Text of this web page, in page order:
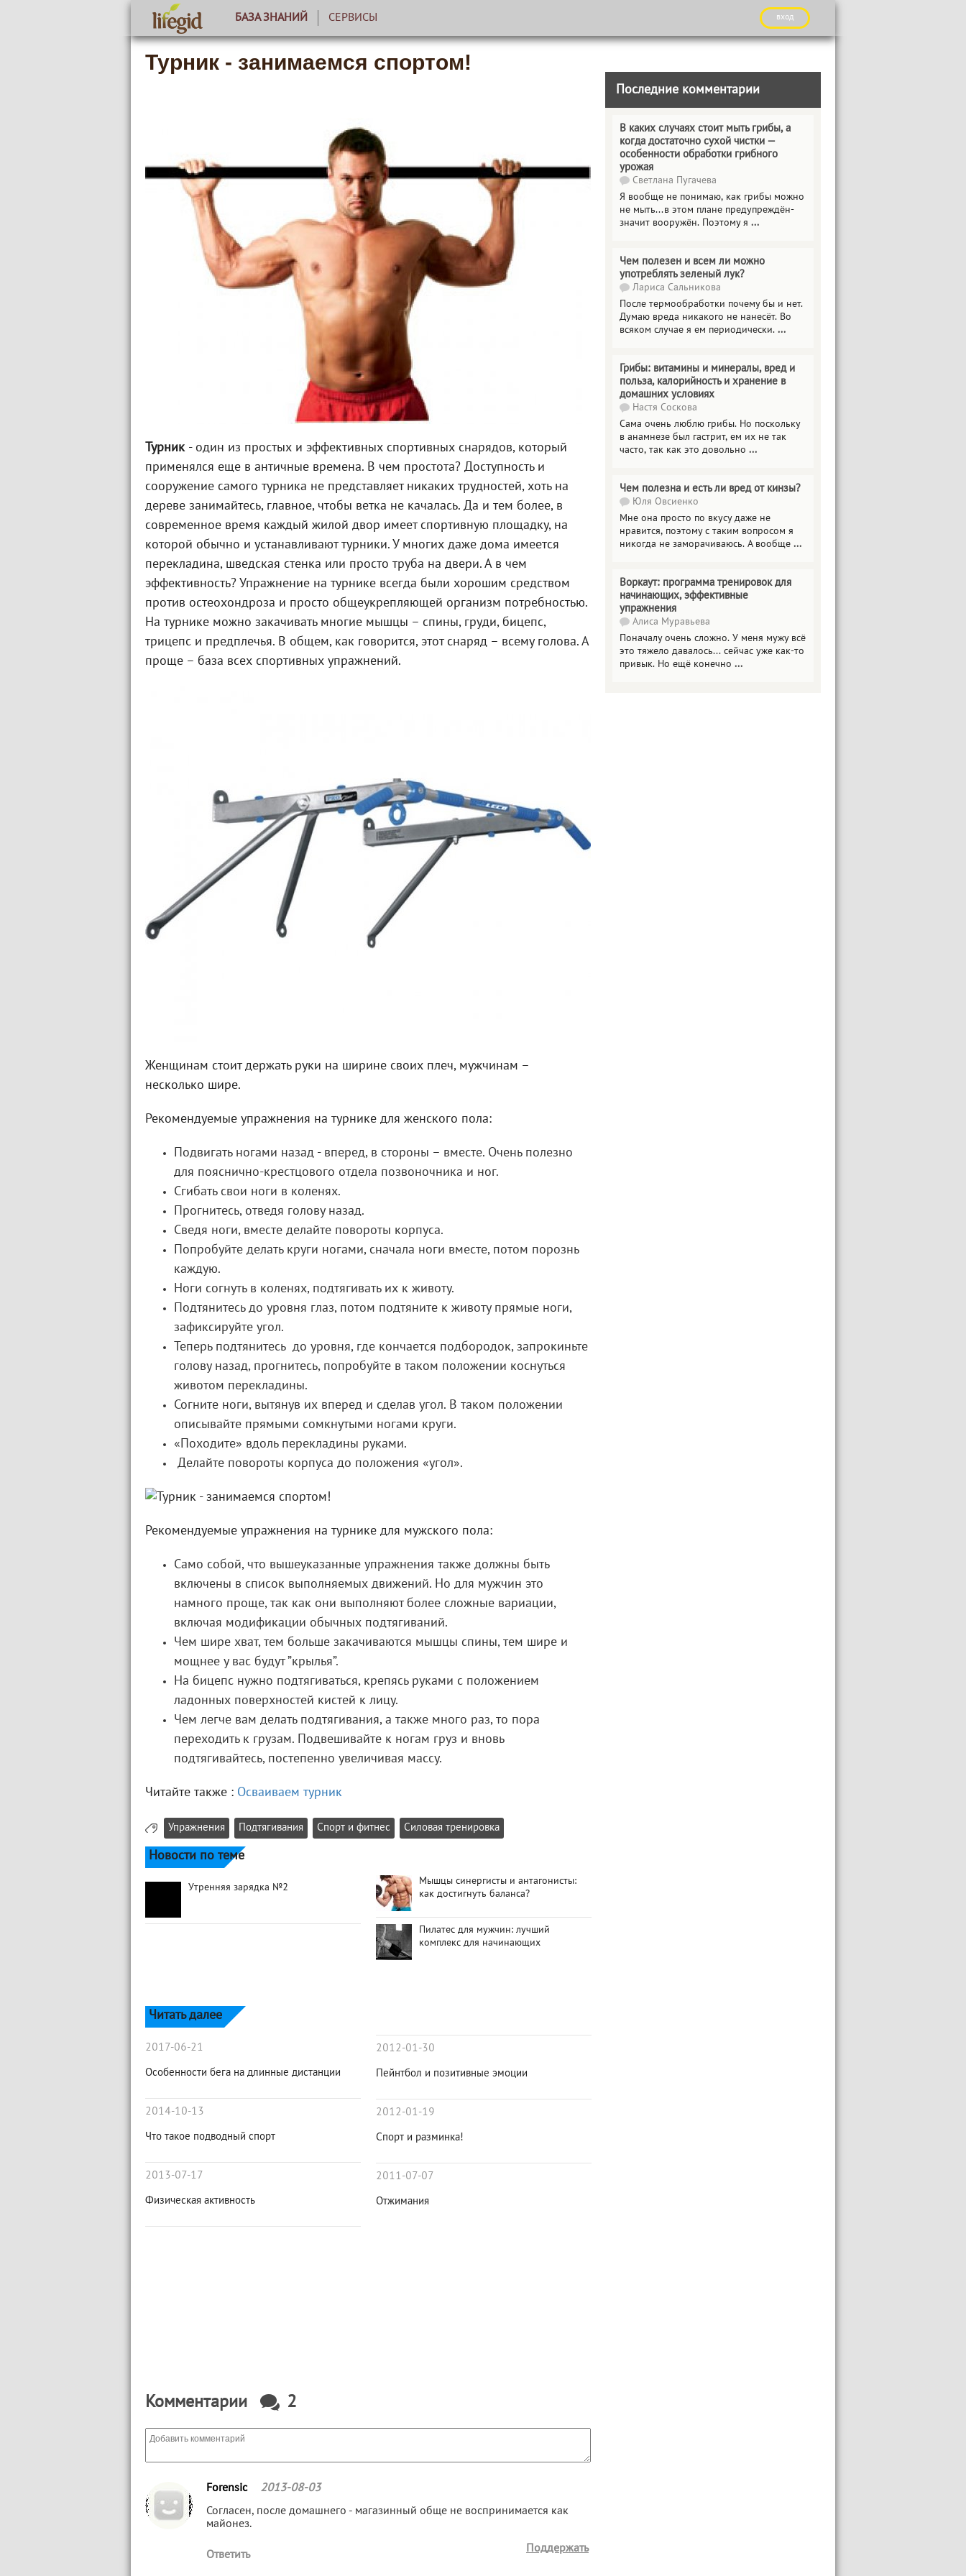
БАЗА ЗНАНИЙ СЕРВИСЫ вход
Турник - занимаемся спортом!
Турник - один из простых и эффективных спортивных снарядов, который
применялся еще в античные времена. В чем простота? Доступность и
сооружение самого турника не представляет никаких трудностей, хоть на
дереве занимайтесь, главное, чтобы ветка не качалась. Да и тем более, в
современное время каждый жилой двор имеет спортивную площадку, на
которой обычно и устанавливают турники. У многих даже дома имеется
перекладина, шведская стенка или просто труба на двери. А в чем
эффективность? Упражнение на турнике всегда были хорошим средством
против остеохондроза и просто общеукрепляющей организм потребностью.
На турнике можно закачивать многие мышцы – спины, груди, бицепс,
трицепс и предплечья. В общем, как говорится, этот снаряд – всему голова. А
проще – база всех спортивных упражнений.
Женщинам стоит держать руки на ширине своих плеч, мужчинам –
несколько шире.
Рекомендуемые упражнения на турнике для женского пола:
Подвигать ногами назад - вперед, в стороны – вместе. Очень полезно
для пояснично-крестцового отдела позвоночника и ног.
Сгибать свои ноги в коленях.
Прогнитесь, отведя голову назад.
Сведя ноги, вместе делайте повороты корпуса.
Попробуйте делать круги ногами, сначала ноги вместе, потом порознь
каждую.
Ноги согнуть в коленях, подтягивать их к животу.
Подтянитесь до уровня глаз, потом подтяните к животу прямые ноги,
зафиксируйте угол.
Теперь подтянитесь до уровня, где кончается подбородок, запрокиньте
голову назад, прогнитесь, попробуйте в таком положении коснуться
животом перекладины.
Согните ноги, вытянув их вперед и сделав угол. В таком положении
описывайте прямыми сомкнутыми ногами круги.
«Походите» вдоль перекладины руками.
Делайте повороты корпуса до положения «угол».
Рекомендуемые упражнения на турнике для мужского пола:
Само собой, что вышеуказанные упражнения также должны быть
включены в список выполняемых движений. Но для мужчин это
намного проще, так как они выполняют более сложные вариации,
включая модификации обычных подтягиваний.
Чем шире хват, тем больше закачиваются мышцы спины, тем шире и
мощнее у вас будут ”крылья”.
На бицепс нужно подтягиваться, крепясь руками с положением
ладонных поверхностей кистей к лицу.
Чем легче вам делать подтягивания, а также много раз, то пора
переходить к грузам. Подвешивайте к ногам груз и вновь
подтягивайтесь, постепенно увеличивая массу.
Читайте также : Осваиваем турник
Упражнения Подтягивания Спорт и фитнес Силовая тренировка
Новости по теме
Утренняя зарядка №2
Мышцы синергисты и антагонисты:
как достигнуть баланса?
Пилатес для мужчин: лучший
комплекс для начинающих
Читать далее
2017-06-21
Особенности бега на длинные дистанции
2014-10-13
Что такое подводный спорт
2013-07-17
Физическая активность
2012-01-30
Пейнтбол и позитивные эмоции
2012-01-19
Спорт и разминка!
2011-07-07
Отжимания
Комментарии 2
Forensic 2013-08-03
Согласен, после домашнего - магазинный обще не воспринимается как
майонез.
Ответить
Поддержать
Последние комментарии
В каких случаях стоит мыть грибы, а
когда достаточно сухой чистки —
особенности обработки грибного
урожая
Светлана Пугачева
Я вообще не понимаю, как грибы можно
не мыть...в этом плане предупреждён-
значит вооружён. Поэтому я ...
Чем полезен и всем ли можно
употреблять зеленый лук?
Лариса Сальникова
После термообработки почему бы и нет.
Думаю вреда никакого не нанесёт. Во
всяком случае я ем периодически. ...
Грибы: витамины и минералы, вред и
польза, калорийность и хранение в
домашних условиях
Настя Соскова
Сама очень люблю грибы. Но поскольку
в анамнезе был гастрит, ем их не так
часто, так как это довольно ...
Чем полезна и есть ли вред от кинзы?
Юля Овсиенко
Мне она просто по вкусу даже не
нравится, поэтому с таким вопросом я
никогда не заморачиваюсь. А вообще ...
Воркаут: программа тренировок для
начинающих, эффективные
упражнения
Алиса Муравьева
Поначалу очень сложно. У меня мужу всё
это тяжело давалось... сейчас уже как-то
привык. Но ещё конечно ...